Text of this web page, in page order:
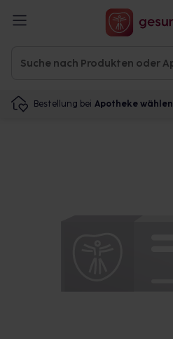
Bestellung bei Apotheke wählen